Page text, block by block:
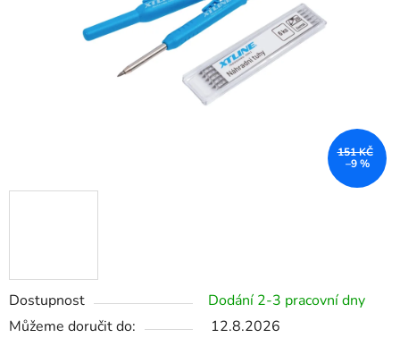
Dostupnost
Dodání 2-3 pracovní dny
Můžeme doručit do:
12.8.2026
151 KČ
–9 %